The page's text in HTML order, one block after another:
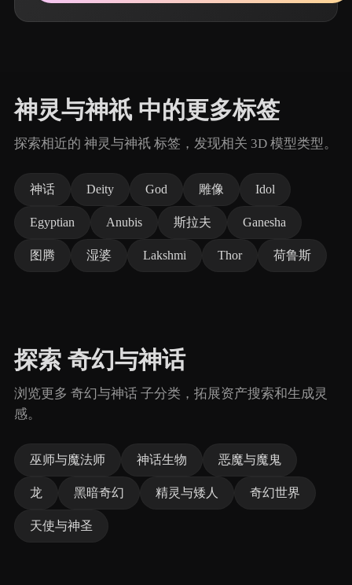
神灵与神祇 中的更多标签
探索相近的 神灵与神祇 标签，发现相关 3D 模型类型。
神话 Deity God 雕像 Idol
Egyptian Anubis 斯拉夫 Ganesha
图腾 湿婆 Lakshmi Thor 荷鲁斯
探索 奇幻与神话
浏览更多 奇幻与神话 子分类，拓展资产搜索和生成灵
感。
巫师与魔法师 神话生物 恶魔与魔鬼
龙 黑暗奇幻 精灵与矮人 奇幻世界
天使与神圣